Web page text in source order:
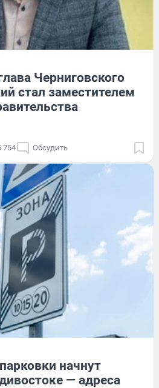
Черниговского
стал заместителем
754 Обсудить
начнут
— адреса